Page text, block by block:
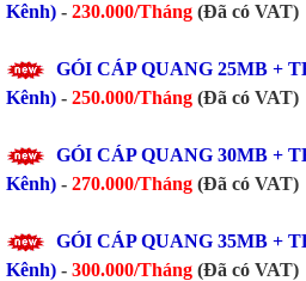
Kênh) - 230.000/Tháng (Đã có VAT)
GÓI CÁP QUANG 25MB +
Kênh) - 250.000/Tháng (Đã có VAT)
GÓI CÁP QUANG 30MB +
Kênh) - 270.000/Tháng (Đã có VAT)
GÓI CÁP QUANG 35MB +
Kênh) - 300.000/Tháng (Đã có VAT)